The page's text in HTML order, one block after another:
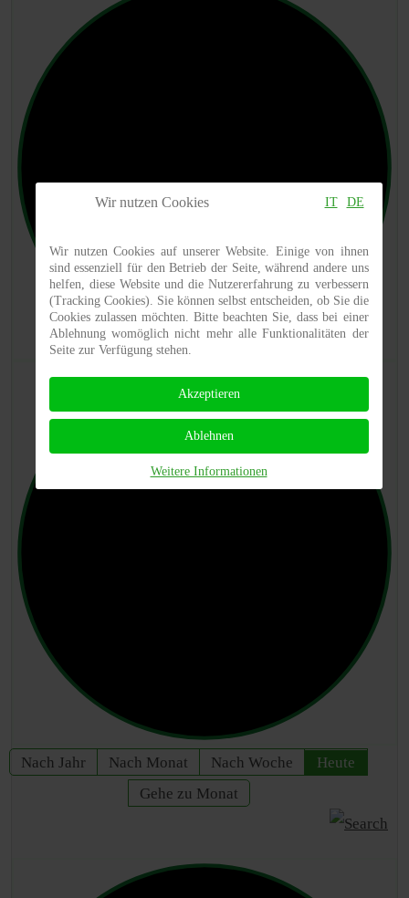
Nach Jahr Nach Monat Nach Woche
Heute
Gehe zu Monat
Wir nutzen Cookies IT DE
Wir nutzen Cookies auf unserer Website. Einige von ihnen
sind essenziell für den Betrieb der Seite, während andere uns
helfen, diese Website und die Nutzererfahrung zu verbessern
(Tracking Cookies). Sie können selbst entscheiden, ob Sie die
Cookies zulassen möchten. Bitte beachten Sie, dass bei einer
Ablehnung womöglich nicht mehr alle Funktionalitäten der
Seite zur Verfügung stehen.
Akzeptieren
Ablehnen
Weitere Informationen